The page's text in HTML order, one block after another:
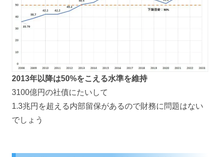
2013年以降は50%をこえる水準を維持
3100億円の社債にたいして
1.3兆円を超える内部留保があるので財務に問題はない
でしょう